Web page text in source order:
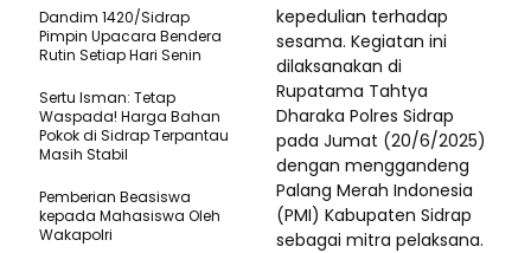
kepedulian terhadap
sesama. Kegiatan ini
dilaksanakan di
Rupatama Tahtya
Dharaka Polres Sidrap
pada Jumat (20/6/2025)
dengan menggandeng
Palang Merah Indonesia
(PMI) Kabupaten Sidrap
sebagai mitra pelaksana.
Dandim 1420/Sidrap
Pimpin Upacara Bendera
Rutin Setiap Hari Senin
Sertu Isman: Tetap
Waspada! Harga Bahan
Pokok di Sidrap Terpantau
Masih Stabil
Pemberian Beasiswa
kepada Mahasiswa Oleh
Wakapolri